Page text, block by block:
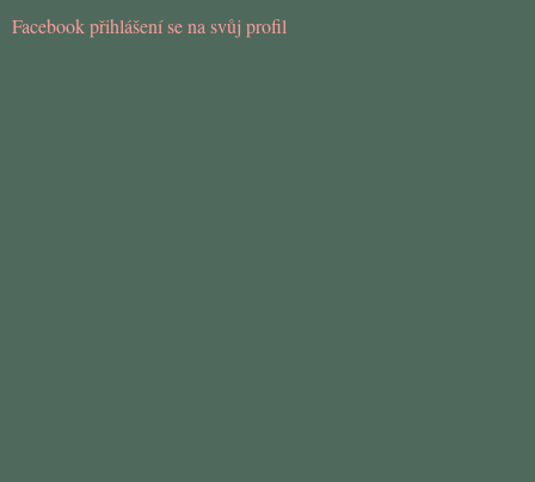
Facebook přihlášení se na svůj profil